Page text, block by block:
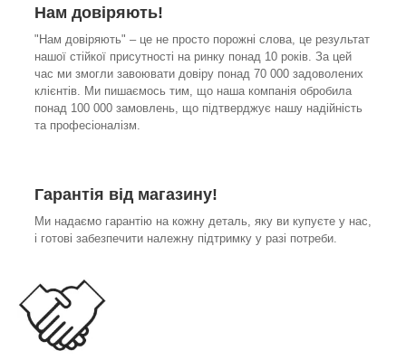
Нам довіряють!
"Нам довіряють" – це не просто порожні слова, це результат
нашої стійкої присутності на ринку понад 10 років. За цей
час ми змогли завоювати довіру понад 70 000 задоволених
клієнтів. Ми пишаємось тим, що наша компанія обробила
понад 100 000 замовлень, що підтверджує нашу надійність
та професіоналізм.
Гарантія від магазину!
Ми надаємо гарантію на кожну деталь, яку ви купуєте у нас,
і готові забезпечити належну підтримку у разі потреби.